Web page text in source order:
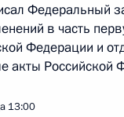
Федеральный
в часть
Федерации и
акты Российской
13:00